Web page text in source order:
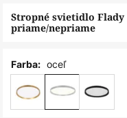
Stropné svietidlo Flady
priame/nepriame
Farba: oceľ